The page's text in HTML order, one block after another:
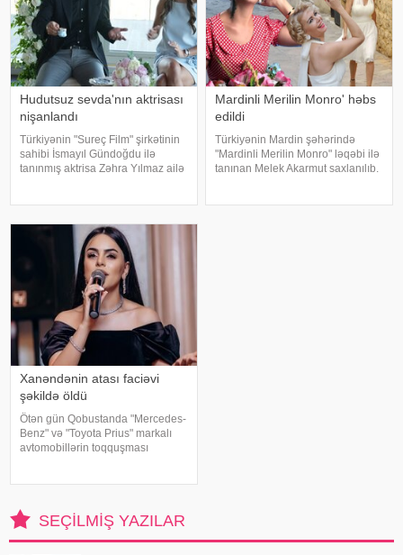
Hudutsuz sevda'nın aktrisası
nişanlandı
Türkiyənin "Sureç Film" şirkətinin
sahibi İsmayıl Gündoğdu ilə
tanınmış aktrisa Zəhra Yılmaz ailə
aləmindən tanınmış simala
Mardinli Merilin Monro' həbs
edildi
Türkiyənin Mardin şəhərində
"Mardinli Merilin Monro" ləqəbi ilə
tanınan Melek Akarmut saxlanılıb.
Xanəndənin atası faciəvi
şəkildə öldü
Ötən gün Qobustanda "Mercedes-
Benz" və "Toyota Prius" markalı
avtomobillərin toqquşması
SEÇILMIŞ YAZILAR